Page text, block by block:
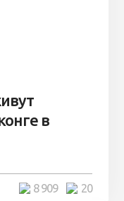
в
20
8 909